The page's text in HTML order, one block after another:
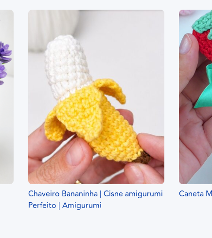
Chaveiro Bananinha | Cisne amigurumi
Perfeito | Amigurumi
Caneta